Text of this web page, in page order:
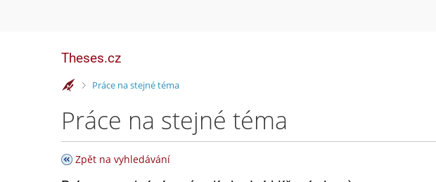
Theses.cz
>Práce na stejné téma
Práce na stejné téma
Zpět na vyhledávání